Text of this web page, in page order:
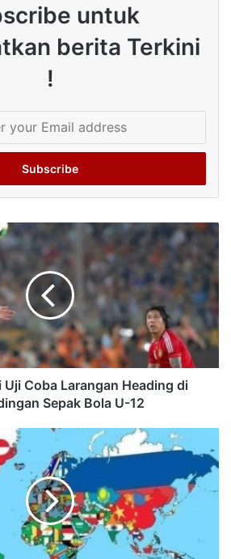
untuk
berita Terkini
!
Coba Larangan Heading di
Sepak Bola U-12